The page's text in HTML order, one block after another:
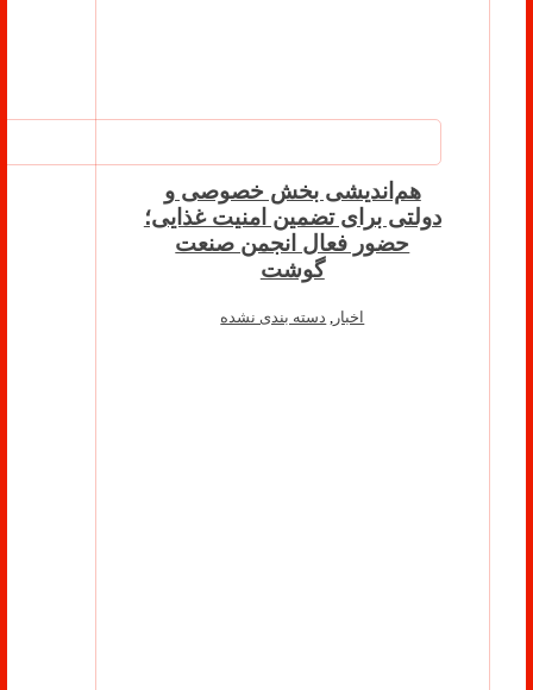
هم‌اندیشی بخش خصوصی و
دولتی برای تضمین امنیت غذایی؛
حضور فعال انجمن صنعت
گوشت
اخبار دسته بندی نشده